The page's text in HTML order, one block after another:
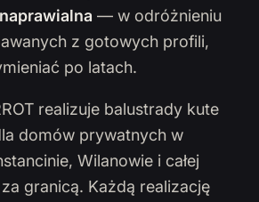
— w odróżnieniu
z gotowych profili,
po latach.
realizuje balustrady kute
domów prywatnych w
Wilanowie i całej
granicą. Każdą realizację